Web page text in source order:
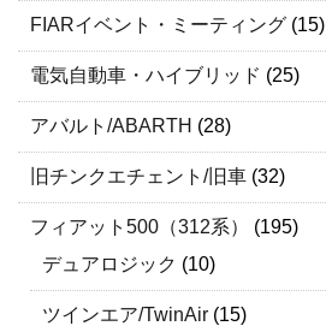
FIARイベント・ミーティング (15)
電気自動車・ハイブリッド (25)
アバルト/ABARTH (28)
旧チンクエチェント/旧車 (32)
フィアット500（312系）
(195)
デュアロジック (10)
ツインエア/TwinAir (15)